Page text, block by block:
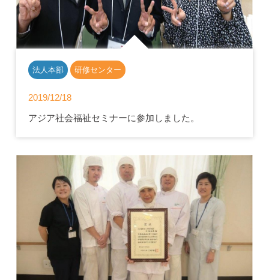
法人本部 研修センター
2019/12/18
アジア社会福祉セミナーに参加しました。